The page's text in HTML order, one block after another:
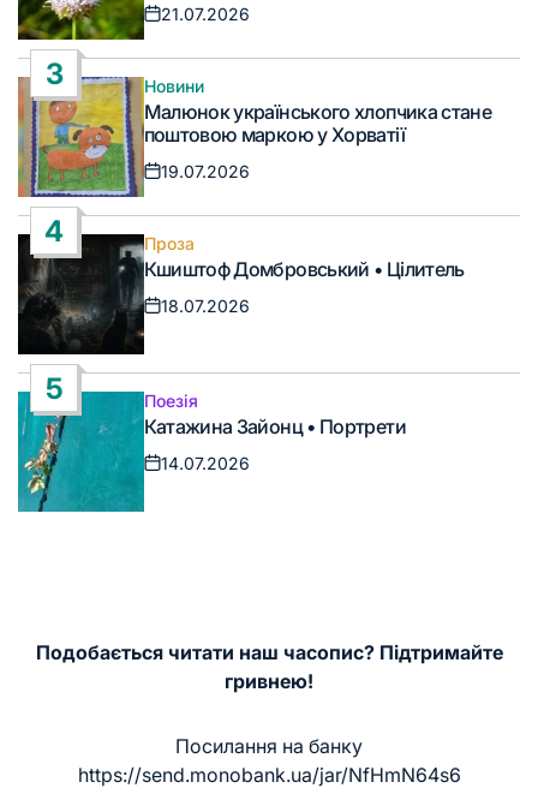
Дата
21.07.2026
3
Опублікувати
у
Новини
Малюнок українського хлопчика стане
поштовою маркою у Хорватії
Дата
19.07.2026
4
Опублікувати
у
Проза
Кшиштоф Домбровський • Цілитель
Дата
запису
18.07.2026
5
Опублікувати
у
Поезія
Катажина Зайонц • Портрети
Дата
14.07.2026
Подобається читати наш часопис? Підтримайте
гривнею!
Посилання на банку
https://send.monobank.ua/jar/NfHmN64s6